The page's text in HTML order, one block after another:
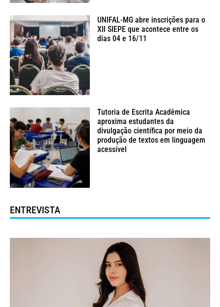
UNIFAL-MG abre inscrições para o
XII SIEPE que acontece entre os
dias 04 e 16/11
Tutoria de Escrita Acadêmica
aproxima estudantes da
divulgação científica por meio da
produção de textos em linguagem
acessível
ENTREVISTA